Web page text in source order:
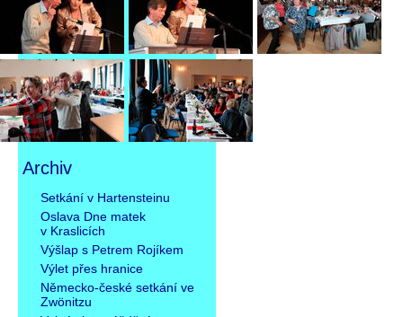
Archiv
Přeskočit
navigaci
Setkání v Hartensteinu
Oslava Dne matek
v Kraslicích
Výšlap s Petrem Rojíkem
Výlet přes hranice
Německo-české setkání ve
Zwönitzu